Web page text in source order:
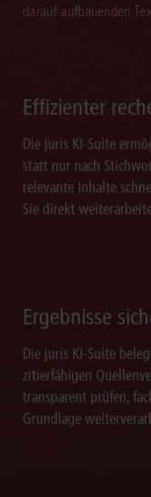
darauf aufbauenden
Effizienter
Die juris KI-Suite
statt nur nach
relevante Inhalte
Sie direkt
Ergebnisse
Die juris KI-Suite
zitierfähigen
transparent prüfen,
Grundlage